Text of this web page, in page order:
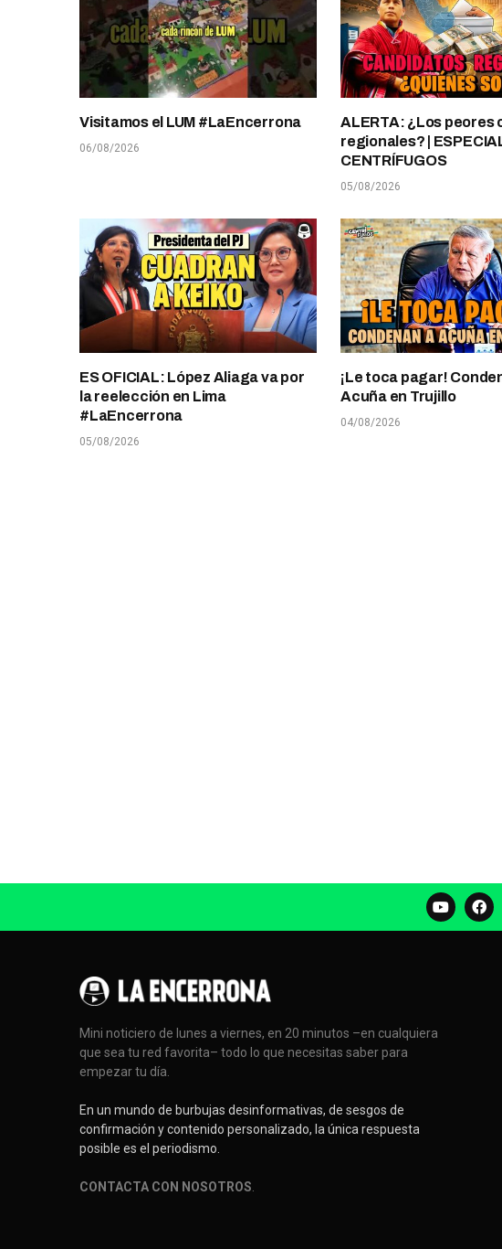
Visitamos el LUM #LaEncerrona
06/08/2026
ALERTA: ¿Los peores
regionales? |
CENTRÍFUGOS
05/08/2026
ES OFICIAL: López Aliaga va por
la reelección en Lima
#LaEncerrona
05/08/2026
¡Le toca pagar!
Acuña en Trujillo
04/08/2026
Mini noticiero de lunes a viernes, en 20 minutos –en cualquiera
que sea tu red favorita– todo lo que necesitas saber para
empezar tu día.
En un mundo de burbujas desinformativas, de sesgos de
confirmación y contenido personalizado, la única respuesta
posible es el periodismo.
CONTACTA CON NOSOTROS